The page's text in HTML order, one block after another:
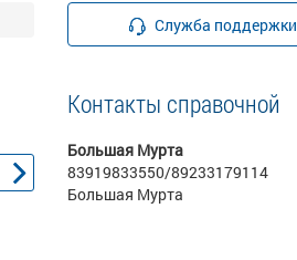
Служба поддержки
Контакты справочной
Большая Мурта
83919833550/89233179114
Большая Мурта